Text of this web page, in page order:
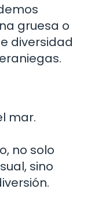
gruesa o
diversidad
mar.
no solo
sino